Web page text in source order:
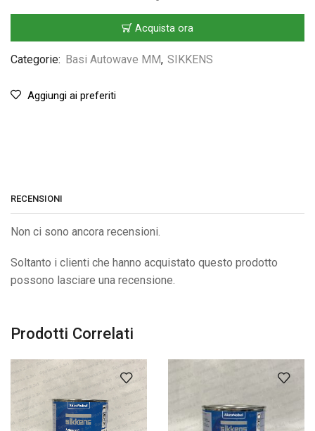
Acquista ora
Categorie: Basi Autowave MM, SIKKENS
Aggiungi ai preferiti
RECENSIONI
Non ci sono ancora recensioni.
Soltanto i clienti che hanno acquistato questo prodotto
possono lasciare una recensione.
Prodotti Correlati